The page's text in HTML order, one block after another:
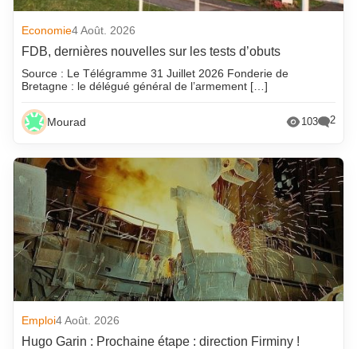
Economie4 Août. 2026
FDB, dernières nouvelles sur les tests d’obuts
Source : Le Télégramme 31 Juillet 2026 Fonderie de
Bretagne : le délégué général de l’armement […]
Mourad 103 2
Emploi4 Août. 2026
Hugo Garin : Prochaine étape : direction Firminy !